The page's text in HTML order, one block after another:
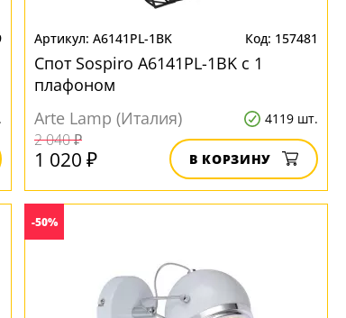
A6141PL-1BK 157481
Спот Sospiro A6141PL-1BK с 1
плафоном
Arte Lamp (Италия)
4119 шт.
2 040 ₽
1 020 ₽ В КОРЗИНУ
-50%